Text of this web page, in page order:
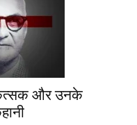
और उनके